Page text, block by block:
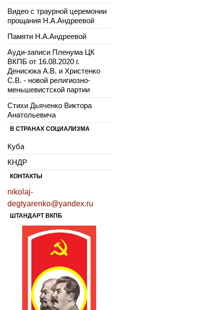
Видео с траурной церемонии
прощания Н.А.Андреевой
Памяти Н.А.Андреевой
Ауди-записи Пленума ЦК
ВКПБ от 16.08.2020 г.
Денисюка А.В. и Христенко
С.В. - новой религиозно-
меньшевистской партии
Стихи Дьяченко Виктора
Анатольевича
В СТРАНАХ СОЦИАЛИЗМА
Куба
КНДР
КОНТАКТЫ
nikolaj-
degtyarenko@yandex.ru
ШТАНДАРТ ВКПБ